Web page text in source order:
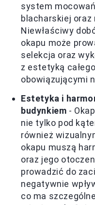
system
blacharskiej oraz
Niewłaściwy
okapu może
selekcja oraz
z estetyką
obowiązującymi
Estetyka i
budynkiem -
nie tylko pod
również
okapu muszą
oraz jego
prowadzić do
negatywnie
co ma